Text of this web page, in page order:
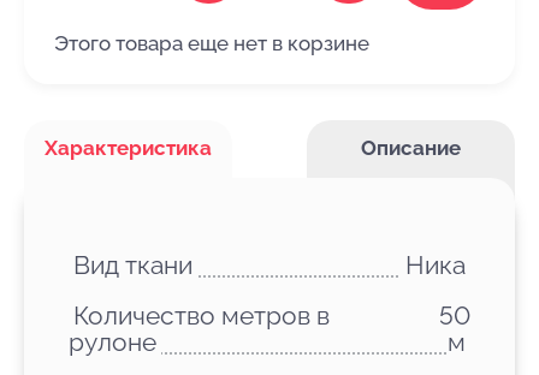
Этого товара еще нет в корзине
Характеристика Описание
Вид ткани
Ника
Количество метров в
рулоне
50
м